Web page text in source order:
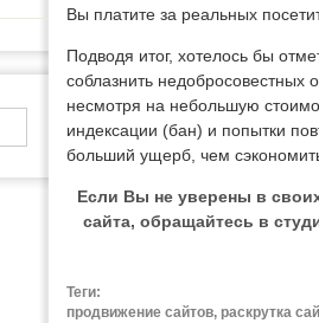
Вы платите за реальных
Подводя итог, хотелось бы
соблазнить недобросовестных
несмотря на небольшую
индексации (бан) и попытки
больший ущерб, чем
Если Вы не уверены в
сайта, обращайтесь в
Теги:
продвижение сайтов, раскрутка